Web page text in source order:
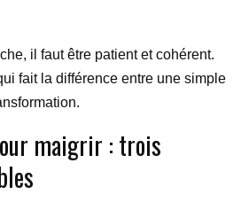
il faut être patient et cohérent.
fait la différence entre une simple
maigrir : trois